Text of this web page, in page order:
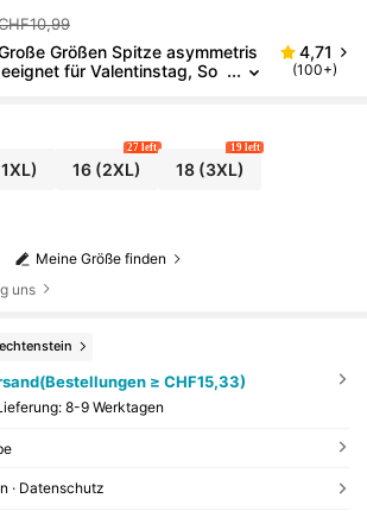
Größen Spitze asymmetris
für Valentinstag, So
Top, Westliche Damenkleide
Sommertops, enge Shirts, Oster
4,71
(100+)
16(2XL)
27 left
18(3XL)
19 left
Meine Größe finden
uns
≥ CHF15,33)
8-9 Werktagen
· Datenschutz